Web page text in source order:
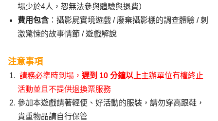
場少於4人，恕無法參與體驗與退費）
費用包含：攝影屍實境遊戲 / 廢棄攝影棚的調查體驗 / 刺
激驚悚的故事情節 / 遊戲解說
注意事項
請務必準時到場， 遲到 10 分鐘以上主辦單位有權終止
活動並且不提供退換票服務
參加本遊戲請著輕便、好活動的服裝，請勿穿高跟鞋，
貴重物品請自行保管